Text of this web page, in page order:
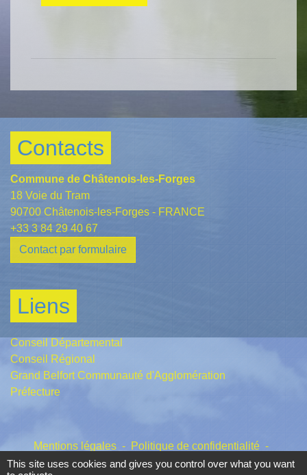
Contacts
Commune de Châtenois-les-Forges
18 Voie du Tram
90700 Châtenois-les-Forges - FRANCE
+33 3 84 29 40 67
Contact par formulaire
Liens
Conseil Départemental
Conseil Régional
Grand Belfort Communauté d'Agglomération
Préfecture
Mentions légales - Politique de confidentialité -
Accessibilité - Plan du site - Gestion des cookies
This site uses cookies and gives you control over what you want